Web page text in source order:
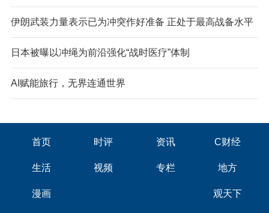
伊朗武装力量表示已为冲突作好准备 正处于最高战备水平
日本被曝以冲绳为前沿强化“战时医疗”体制
AI赋能旅行，无界连通世界
首页 时评 资讯 C财经
生活 视频 专栏 地方
漫画 观天下